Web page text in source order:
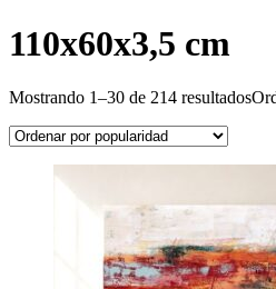
110x60x3,5 cm
Mostrando 1–30 de 214 resultados